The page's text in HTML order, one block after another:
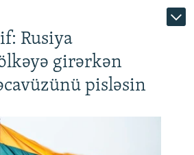
Rusiya
girərkən
pisləsin